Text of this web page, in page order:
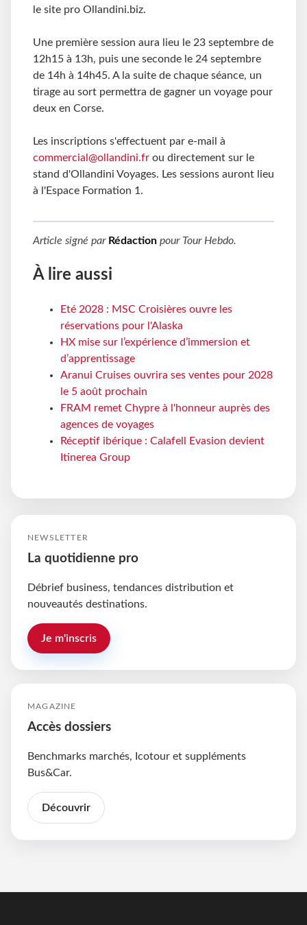
le site pro Ollandini.biz.
Une première session aura lieu le 23 septembre de
12h15 à 13h, puis une seconde le 24 septembre
de 14h à 14h45. A la suite de chaque séance, un
tirage au sort permettra de gagner un voyage pour
deux en Corse.
Les inscriptions s'effectuent par e-mail à
commercial@ollandini.fr ou directement sur le
stand d'Ollandini Voyages. Les sessions auront lieu
à l'Espace Formation 1.
Article signé par Rédaction pour Tour Hebdo.
À lire aussi
Eté 2028 : MSC Croisières ouvre les
réservations pour l'Alaska
HX mise sur l’expérience d’immersion et
d’apprentissage
Aranui Cruises ouvrira ses ventes pour 2028
le 5 août prochain
FRAM remet Chypre à l'honneur auprès des
agences de voyages
Réceptif ibérique : Calafell Evasion devient
Itinerea Group
NEWSLETTER
La quotidienne pro
Débrief business, tendances distribution et
nouveautés destinations.
Je m'inscris
MAGAZINE
Accès dossiers
Benchmarks marchés, Icotour et suppléments
Bus&Car.
Découvrir